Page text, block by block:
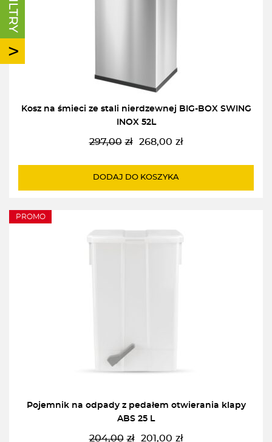
Kosz na śmieci ze stali nierdzewnej BIG-BOX SWING
INOX 52L
297,00 zł
Pierwotna
wynosiła:
268,00 zł
Aktualna
wynosi:
DODAJ DO KOSZYKA
PROMO
Pojemnik na odpady z pedałem otwierania klapy
ABS 25 L
204,00 zł 201,00 zł